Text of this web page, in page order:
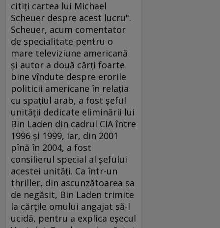
citiţi cartea lui Michael
Scheuer despre acest lucru".
Scheuer, acum comentator
de specialitate pentru o
mare televiziune americană
şi autor a două cărţi foarte
bine vîndute despre erorile
politicii americane în relaţia
cu spaţiul arab, a fost şeful
unităţii dedicate eliminării lui
Bin Laden din cadrul CIA între
1996 şi 1999, iar, din 2001
pînă în 2004, a fost
consilierul special al şefului
acestei unităţi. Ca într-un
thriller, din ascunzătoarea sa
de negăsit, Bin Laden trimite
la cărţile omului angajat să-l
ucidă, pentru a explica eşecul